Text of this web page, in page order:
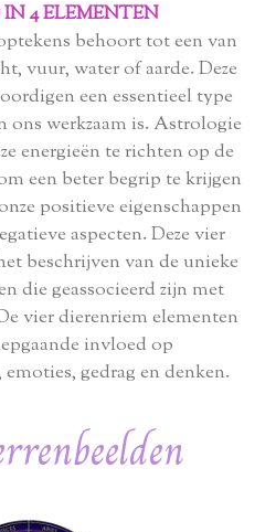
4 ELEMENTEN
behoort tot een van
vuur, water of aarde. Deze
een essentieel type
ons werkzaam is. Astrologie
energieën te richten op de
een ​​beter begrip te krijgen
positieve eigenschappen
aspecten. Deze vier
beschrijven van de unieke
die geassocieerd zijn met
vier dierenriem elementen
invloed op
gedrag en denken.